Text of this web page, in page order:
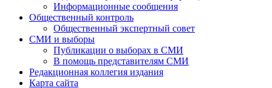
Информационные сообщения
Общественный контроль
Общественный экспертный совет
СМИ и выборы
Публикации о выборах в СМИ
В помощь представителям СМИ
Редакционная коллегия издания
Карта сайта